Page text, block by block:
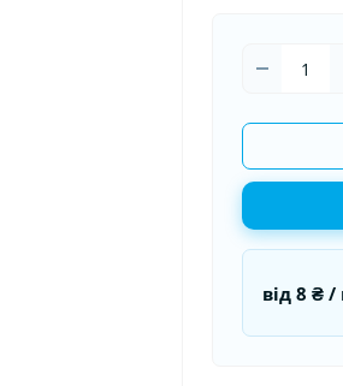
Пуско-
від 8 ₴/